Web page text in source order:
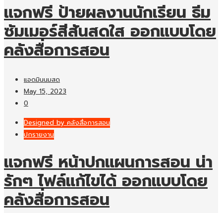
แจกฟรี ป้ายผลงานนักเรียน ธีม
ซัมเมอร์สีสันสดใส ออกแบบโดย
คลังสื่อการสอน
แอดมินนมสด
May 15, 2023
0
Designed by คลังสื่อการสอน
ปกรายงาน
แจกฟรี หน้าปกแผนการสอน น่า
รักๆ ไฟล์แก้ไขได้ ออกแบบโดย
คลังสื่อการสอน